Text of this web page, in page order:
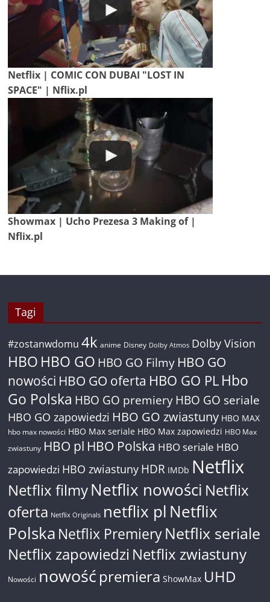
Netflix | COMIC CON DUBAI "LOST IN
SPACE" | Nflix.pl
Showmax | Ucho Prezesa 3 Making of |
Nflix.pl
Tagi
#zostanwdomu 4k anime Disney Dolby Atmos Dolby Vision
HBO HBO GO HBO GO Filmy HBO GO
nowości HBO GO oferta HBO GO PL Hbo
Go Polska HBO GO premiery HBO GO seriale
HBO GO zapowiedzi HBO GO zwiastuny HBO MAX
hbo max nowości HBO Max seriale HBO Max zapowiedzi HBO Max
zwiastuny HBO pl HBO Polska HBO seriale HBO
zapowiedzi HBO zwiastuny HDR IMDb Netflix
Netflix filmyNetflix nowości Netflix
oferta Netflix Originals netflix pl Netflix
Polska Netflix PremieryNetflix seriale
Netflix zapowiedzi Netflix zwiastuny
Nowości nowość premiera ShowMax UHD